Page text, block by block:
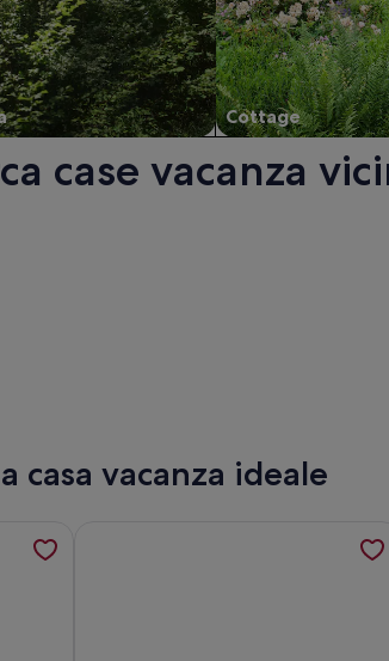
Cottage
case vacanza
casa vacanza ideale